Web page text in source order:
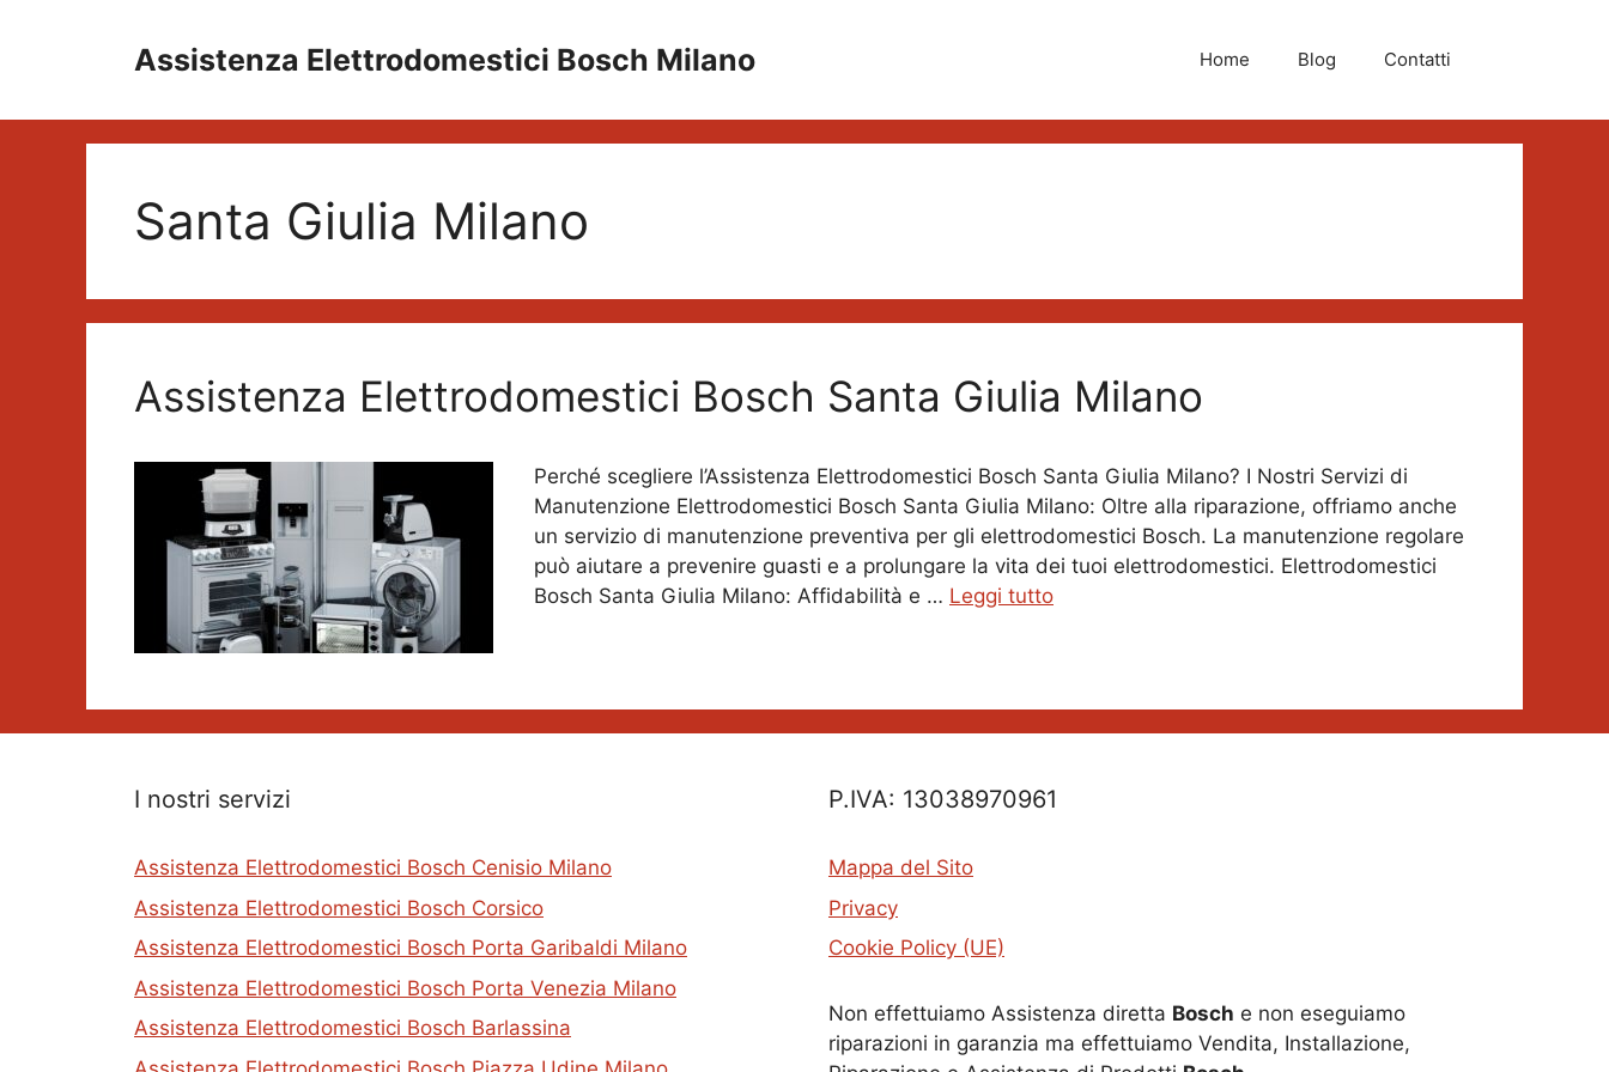
Assistenza Elettrodomestici Bosch Milano Home Blog Contatti
Santa Giulia Milano
Assistenza Elettrodomestici Bosch Santa Giulia Milano
Perché scegliere l’Assistenza Elettrodomestici Bosch Santa Giulia Milano? I Nostri Servizi di
Manutenzione Elettrodomestici Bosch Santa Giulia Milano: Oltre alla riparazione, offriamo anche
un servizio di manutenzione preventiva per gli elettrodomestici Bosch. La manutenzione regolare
può aiutare a prevenire guasti e a prolungare la vita dei tuoi elettrodomestici. Elettrodomestici
Bosch Santa Giulia Milano: Affidabilità e … Leggi tutto
I nostri servizi
Assistenza Elettrodomestici Bosch Cenisio Milano
Assistenza Elettrodomestici Bosch Corsico
Assistenza Elettrodomestici Bosch Porta Garibaldi Milano
Assistenza Elettrodomestici Bosch Porta Venezia Milano
Assistenza Elettrodomestici Bosch Barlassina
P.IVA: 13038970961
Mappa del Sito
Privacy
Cookie Policy (UE)
Non effettuiamo Assistenza diretta Bosch e non eseguiamo
riparazioni in garanzia ma effettuiamo Vendita, Installazione,